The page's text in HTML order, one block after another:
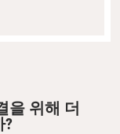
을 위해 더
?